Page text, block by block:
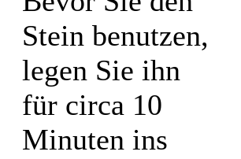
Stein benutzen,
legen Sie ihn
für circa 10
Minuten ins